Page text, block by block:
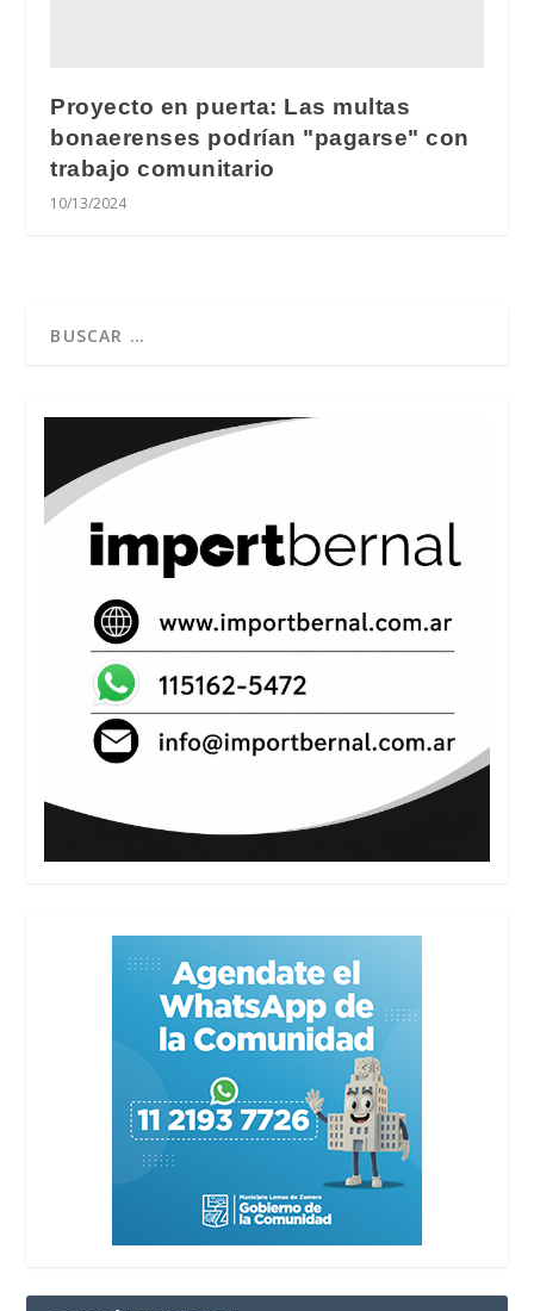
Proyecto en puerta: Las multas
bonaerenses podrían "pagarse" con
trabajo comunitario
10/13/2024